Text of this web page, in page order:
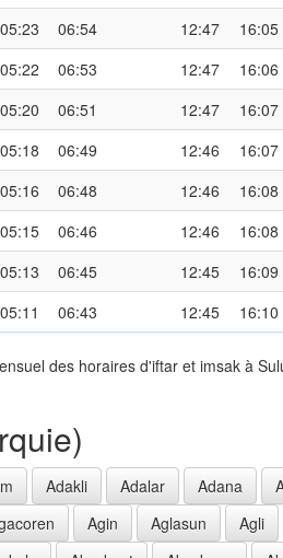
05:23 06:54 12:47 16:05
05:22 06:53 12:47 16:06
05:20 06:51 12:47 16:07
05:18 06:49 12:46 16:07
05:16 06:48 12:46 16:08
05:15 06:46 12:46 16:08
05:13 06:45 12:45 16:09
05:11 06:43 12:45 16:10
des horaires d'iftar et imsak à
Adakli Adalar Adana
Agin Aglasun Agli